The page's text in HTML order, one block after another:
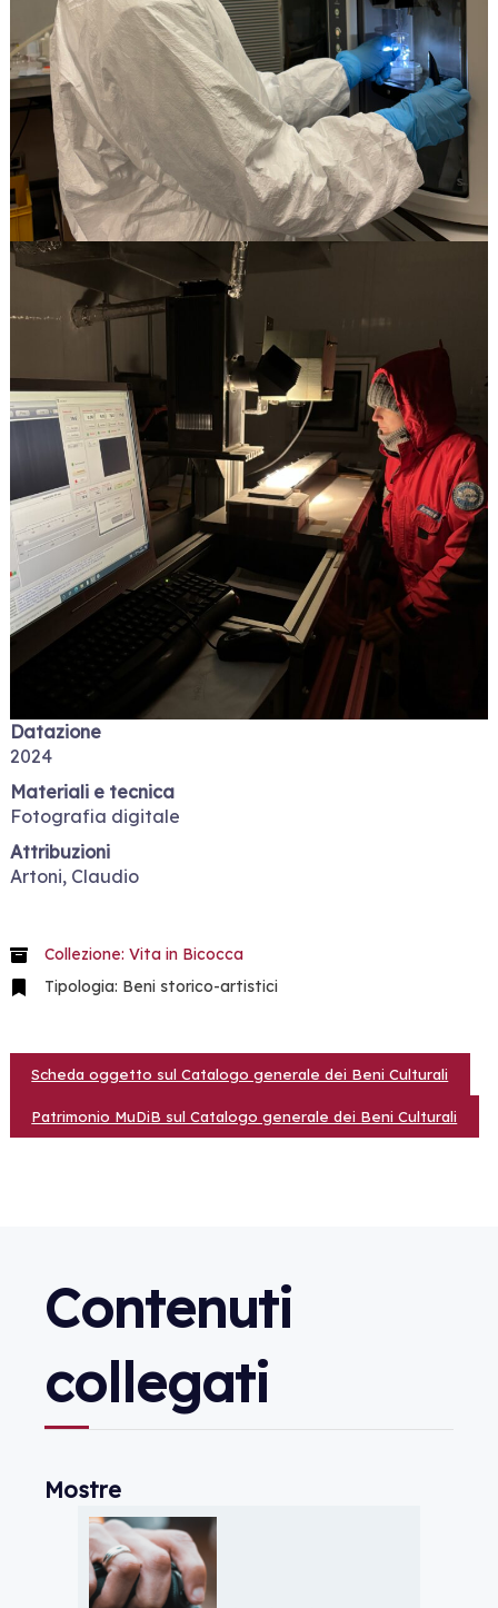
Datazione
2024
Materiali e tecnica
Fotografia digitale
Attribuzioni
Artoni, Claudio
Collezione: Vita in Bicocca
Tipologia: Beni storico-artistici
Scheda oggetto sul Catalogo generale dei Beni Culturali
Patrimonio MuDiB sul Catalogo generale dei Beni Culturali
Contenuti
collegati
Mostre